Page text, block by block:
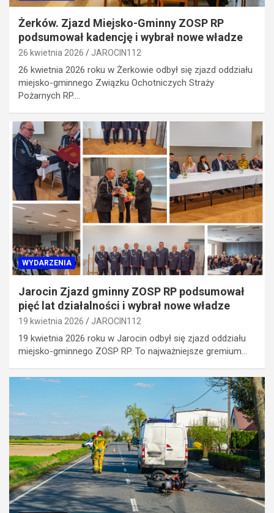
Żerków. Zjazd Miejsko-Gminny ZOSP RP
podsumował kadencję i wybrał nowe władze
26 kwietnia 2026 JAROCIN112
26 kwietnia 2026 roku w Żerkowie odbył się zjazd oddziału
miejsko-gminnego Związku Ochotniczych Straży
Pożarnych RP.…
WYDARZENIA
Jarocin Zjazd gminny ZOSP RP podsumował
pięć lat działalności i wybrał nowe władze
19 kwietnia 2026 JAROCIN112
19 kwietnia 2026 roku w Jarocin odbył się zjazd oddziału
miejsko-gminnego ZOSP RP. To najważniejsze gremium…